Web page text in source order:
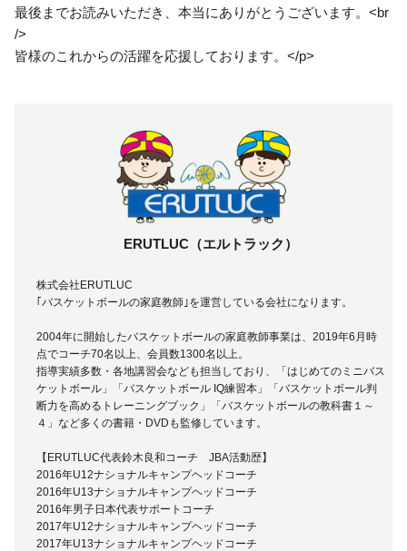
最後までお読みいただき、本当にありがとうございます。<br
/>
皆様のこれからの活躍を応援しております。</p>
ERUTLUC（エルトラック）
株式会社ERUTLUC
｢バスケットボールの家庭教師｣を運営している会社になります。
2004年に開始したバスケットボールの家庭教師事業は、2019年6月時
点でコーチ70名以上、会員数1300名以上。
指導実績多数・各地講習会なども担当しており、「はじめてのミニバス
ケットボール」「バスケットボール IQ練習本」「バスケットボール判
断力を高めるトレーニングブック」「バスケットボールの教科書１～
４」など多くの書籍・DVDも監修しています。
【ERUTLUC代表鈴木良和コーチ JBA活動歴】
2016年U12ナショナルキャンプヘッドコーチ
2016年U13ナショナルキャンプヘッドコーチ
2016年男子日本代表サポートコーチ
2017年U12ナショナルキャンプヘッドコーチ
2017年U13ナショナルキャンプヘッドコーチ